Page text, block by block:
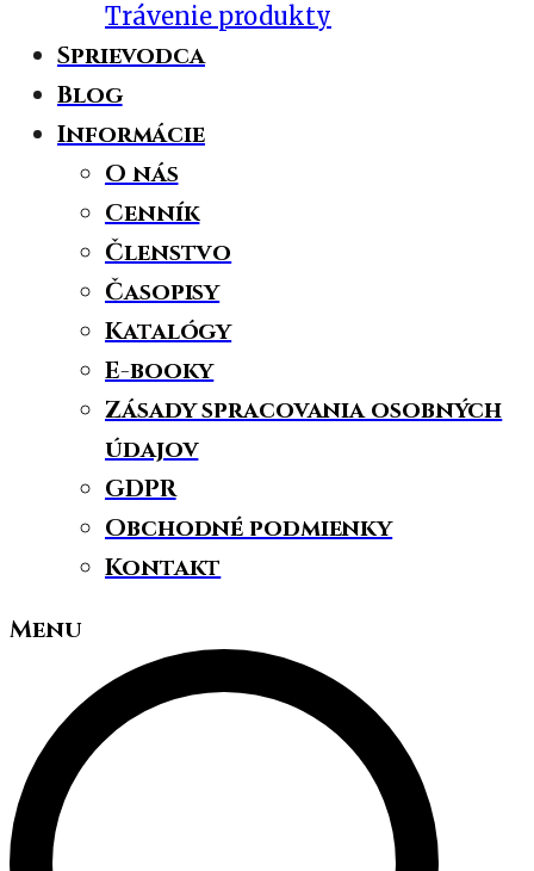
Trávenie produkty
Sprievodca
Blog
Informácie
O nás
Cenník
Členstvo
Časopisy
Katalógy
E-booky
Zásady spracovania osobných
údajov
GDPR
Obchodné podmienky
Kontakt
Menu